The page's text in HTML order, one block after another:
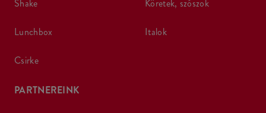
shake
lunchbox
csirke
köretek, szószok
italok
PARTNEREINK